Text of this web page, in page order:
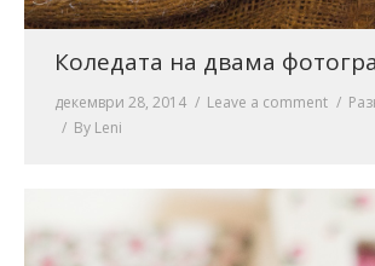
Коледата на двама
декември 28, 2014 Leave a comment
By Leni